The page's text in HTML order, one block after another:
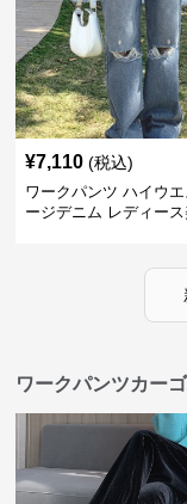
¥7,110 (税込)
ワークパンツ ハイウ
ージデニム レディース
ワークパンツカー